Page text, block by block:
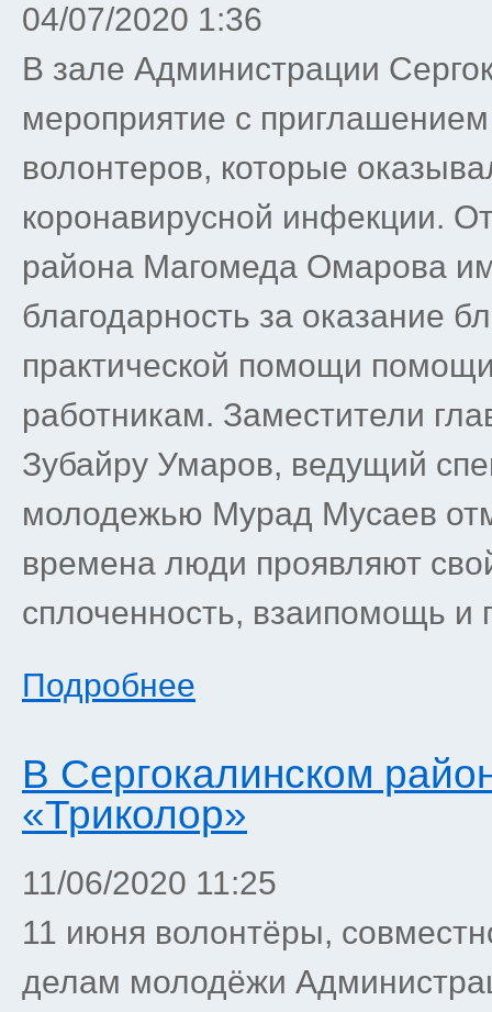
04/07/2020 1:36
В зале Администрации
мероприятие с
волонтеров, которые
коронавирусной инфекции.
района Магомеда Омарова
благодарность за оказание
практической помощи
работникам. Заместители
Зубайру Умаров, ведущий
молодежью Мурад Мусаев
времена люди проявляют
сплоченность, взаипомощь и
Подробнее
В Сергокалинском
«Триколор»
11/06/2020 11:25
11 июня волонтёры,
делам молодёжи